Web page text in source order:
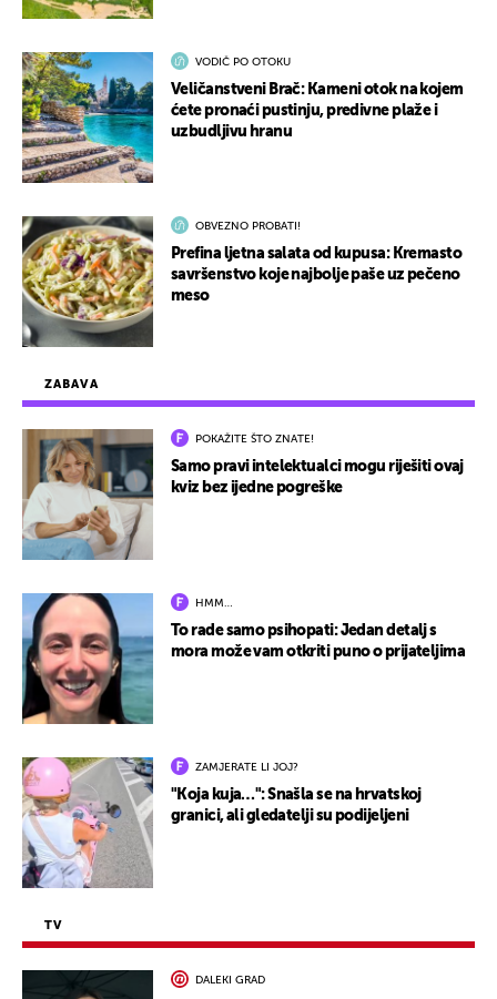
ZABAVA
POKAŽITE ŠTO ZNATE!
Samo pravi intelektualci mogu riješiti ovaj
kviz bez ijedne pogreške
HMM…
To rade samo psihopati: Jedan detalj s
mora može vam otkriti puno o prijateljima
ZAMJERATE LI JOJ?
"Koja kuja…": Snašla se na hrvatskoj
granici, ali gledatelji su podijeljeni
TV
DALEKI GRAD
VODIČ PO OTOKU
Veličanstveni Brač: Kameni otok na kojem
ćete pronaći pustinju, predivne plaže i
uzbudljivu hranu
OBVEZNO PROBATI!
Prefina ljetna salata od kupusa: Kremasto
savršenstvo koje najbolje paše uz pečeno
meso